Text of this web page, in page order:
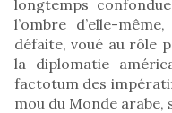
longtemps
l’ombre d’elle-
défaite, voué au rôle
la diplomatie
factotum des
mou du Monde arabe,